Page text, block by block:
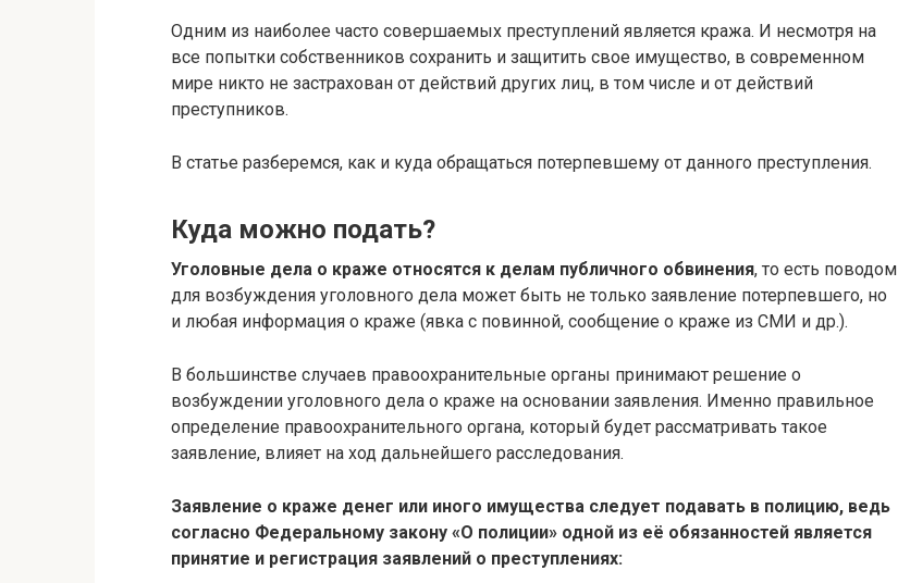
Одним из наиболее часто совершаемых преступлений является кража. И несмотря на
все попытки собственников сохранить и защитить свое имущество, в современном
мире никто не застрахован от действий других лиц, в том числе и от действий
преступников.
В статье разберемся, как и куда обращаться потерпевшему от данного преступления.
Куда можно подать?
Уголовные дела о краже относятся к делам публичного обвинения, то есть поводом
для возбуждения уголовного дела может быть не только заявление потерпевшего, но
и любая информация о краже (явка с повинной, сообщение о краже из СМИ и др.).
В большинстве случаев правоохранительные органы принимают решение о
возбуждении уголовного дела о краже на основании заявления. Именно правильное
определение правоохранительного органа, который будет рассматривать такое
заявление, влияет на ход дальнейшего расследования.
Заявление о краже денег или иного имущества следует подавать в полицию, ведь
согласно Федеральному закону «О полиции» одной из её обязанностей является
принятие и регистрация заявлений о преступлениях: